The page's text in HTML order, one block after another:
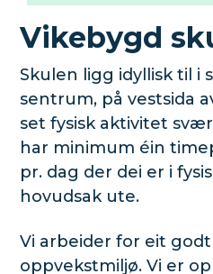
Vikebygd
Skulen ligg idyllisk til i
sentrum, på vestsida
set fysisk aktivitet
har minimum éin
pr. dag der dei er i
hovudsak ute.
Vi arbeider for eit
oppvekstmiljø. Vi er